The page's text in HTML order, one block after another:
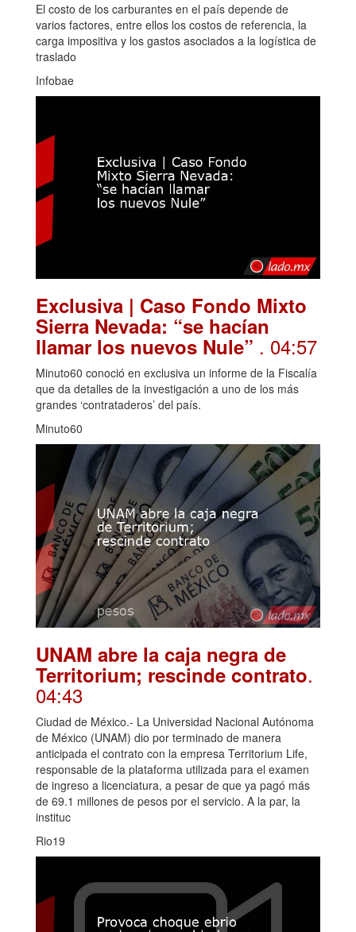
El costo de los carburantes en el país depende de
varios factores, entre ellos los costos de referencia, la
carga impositiva y los gastos asociados a la logística de
traslado
Infobae
Exclusiva | Caso Fondo Mixto
Sierra Nevada: “se hacían
llamar los nuevos Nule” . 04:57
Minuto60 conoció en exclusiva un informe de la Fiscalía
que da detalles de la investigación a uno de los más
grandes ‘contrataderos’ del país.
Minuto60
UNAM abre la caja negra de
Territorium; rescinde contrato.
04:43
Ciudad de México.- La Universidad Nacional Autónoma
de México (UNAM) dio por terminado de manera
anticipada el contrato con la empresa Territorium Life,
responsable de la plataforma utilizada para el examen
de ingreso a licenciatura, a pesar de que ya pagó más
de 69.1 millones de pesos por el servicio. A la par, la
instituc
Rio19